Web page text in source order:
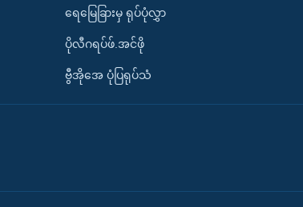
ရေမြေခြားမှ ရုပ်ပုံလွှာ
ပိုလီဂရပ်ဖ်.အင်ဖို
ဗွီအိုအေ ပုံပြရုပ်သံ